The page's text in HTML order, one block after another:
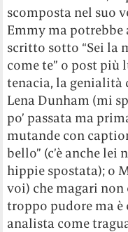
scomposta nel suo
Emmy ma potrebbe
scritto sotto “Sei la
come te” o post
tenacia, la genialità
Lena Dunham (mi
po’ passata ma
mutande con
bello” (c’è anche
hippie spostata); o
voi) che magari non
troppo pudore ma è
analista come